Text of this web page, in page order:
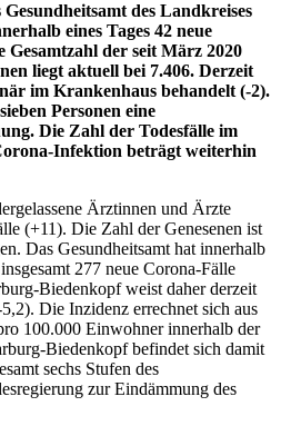
Gesundheitsamt des Landkreises
eines Tages 42 neue
der seit März 2020
liegt aktuell bei 7.406. Derzeit
im Krankenhaus behandelt (-2).
Personen eine
Die Zahl der Todesfälle im
Infektion beträgt weiterhin
Ärztinnen und Ärzte
(+11). Die Zahl der Genesenen ist
Das Gesundheitsamt hat innerhalb
277 neue Corona-Fälle
Biedenkopf weist daher derzeit
Die Inzidenz errechnet sich aus
100.000 Einwohner innerhalb der
Biedenkopf befindet sich damit
sechs Stufen des
zur Eindämmung des